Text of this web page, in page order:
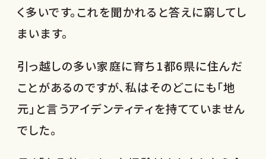
く多いです。これを聞かれると答えに窮してし
まいます。
引っ越しの多い家庭に育ち1都6県に住んだ
ことがあるのですが、私はそのどこにも「地
元」と言うアイデンティティを持てていません
でした。